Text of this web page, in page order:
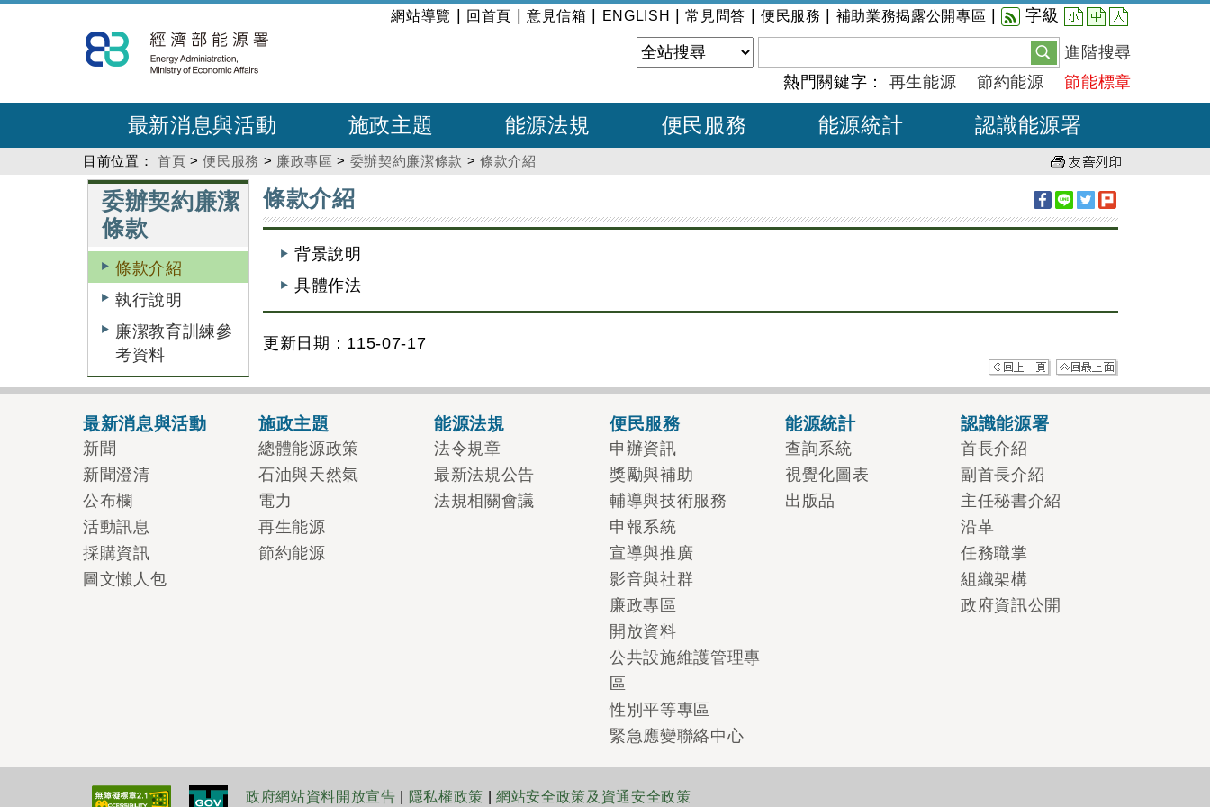
到
主
內
:::
網站導覽 回首頁 意見信箱 ENGLISH |常見問答 便民服務 補助業務揭露公開專區 字級 小 中 大
進階搜尋
熱門關鍵字： 再生能源 節約能源 節能標章
最新消息與活動 施政主題 能源法規 便民服務 能源統計 認識能源署
目前位置： 首頁 >便民服務 > 廉政專區 > 委辦契約廉潔條款 >條款介紹
委辦契約廉潔
條款
條款介紹
執行說明
廉潔教育訓練參
考資料
:::
條款介紹
背景說明
具體作法
更新日期：115-07-17
最新消息與活動
新聞
新聞澄清
公布欄
活動訊息
採購資訊
圖文懶人包
施政主題
總體能源政策
石油與天然氣
電力
再生能源
節約能源
能源法規
法令規章
最新法規公告
法規相關會議
便民服務
申辦資訊
獎勵與補助
輔導與技術服務
申報系統
宣導與推廣
影音與社群
廉政專區
開放資料
公共設施維護管理專
區
性別平等專區
緊急應變聯絡中心
能源統計
查詢系統
視覺化圖表
出版品
認識能源署
首長介紹
副首長介紹
主任秘書介紹
沿革
任務職掌
組織架構
政府資訊公開
政府網站資料開放宣告 隱私權政策 |網站安全政策及資通安全政策